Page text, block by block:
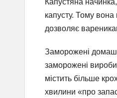
капусту. Тому вона
дозволяє
Заморожені
заморожені вироби
містить більше
хвилини «про